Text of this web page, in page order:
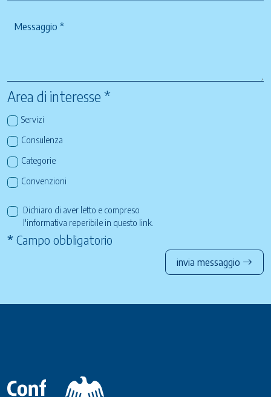
Area di interesse *
Servizi
Consulenza
Categorie
Convenzioni
Dichiaro di aver letto e compreso
l'informativa reperibile in questo link
* Campo obbligatorio
invia messaggio